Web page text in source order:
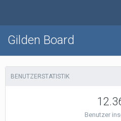
Gilden Board
BENUTZERSTATISTIK
Benutzer